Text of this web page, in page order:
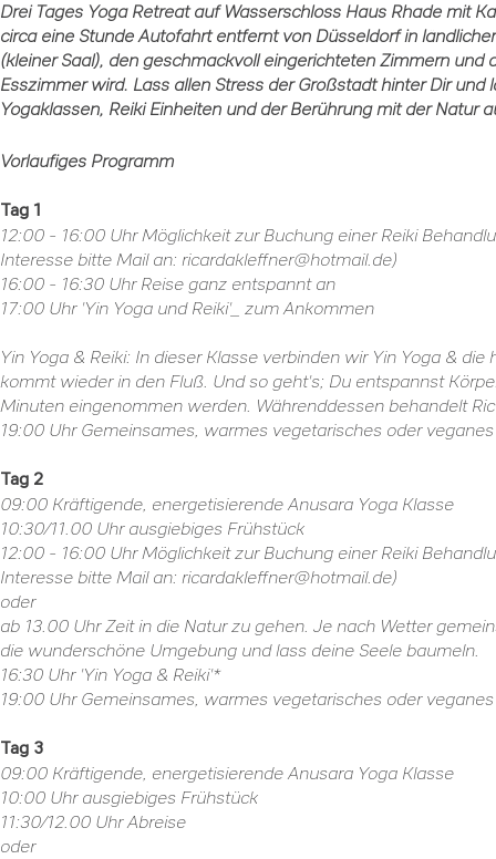
Drei Tages Yoga Retreat auf Wasserschloss Haus Rhade mit
circa eine Stunde Autofahrt entfernt von Düsseldorf in
(kleiner Saal), den geschmackvoll eingerichteten Zimmern
Esszimmer wird. Lass allen Stress der Großstadt hinter Dir
Yogaklassen, Reiki Einheiten und der Berührung mit der Natur
Vorläufiges Programm
Tag 1
12:00 - 16:00 Uhr Möglichkeit zur Buchung einer Reiki
Interesse bitte Mail an: ricardakleffner@hotmail.de)
16:00 - 16:30 Uhr Reise ganz entspannt an
17:00 Uhr 'Yin Yoga und Reiki'_ zum Ankommen
Yin Yoga & Reiki: In dieser Klasse verbinden wir Yin Yoga &
kommt wieder in den Fluß. Und so geht's; Du entspannst
Minuten eingenommen werden. Währenddessen behandelt
19:00 Uhr Gemeinsames, warmes vegetarisches oder
Tag 2
09:00 Kräftigende, energetisierende Anusara Yoga Klasse
10:30/11.00 Uhr ausgiebiges Frühstück
12:00 - 16:00 Uhr Möglichkeit zur Buchung einer Reiki
Interesse bitte Mail an: ricardakleffner@hotmail.de)
oder
ab 13.00 Uhr Zeit in die Natur zu gehen. Je nach Wetter
die wunderschöne Umgebung und lass deine Seele baumeln.
16:30 Uhr 'Yin Yoga & Reiki'*
19:00 Uhr Gemeinsames, warmes vegetarisches oder
Tag 3
09:00 Kräftigende, energetisierende Anusara Yoga Klasse
10:00 Uhr ausgiebiges Frühstück
11:30/12.00 Uhr Abreise
oder